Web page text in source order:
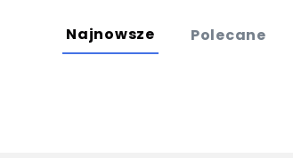
Najnowsze Polecane